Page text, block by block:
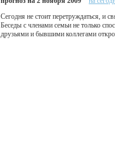
Сегодня не стоит перетруждаться, и
Беседы с членами семьи не только
друзьями и бывшими коллегами